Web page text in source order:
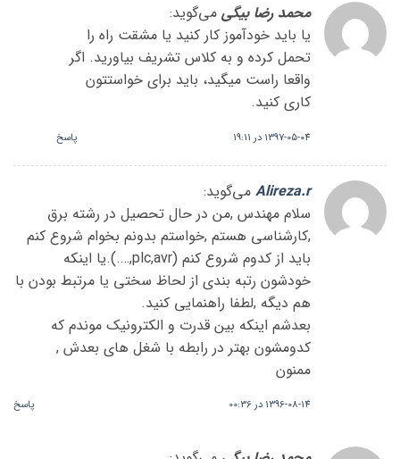
محمد رضا بیگی می‌گوید:
یا باید خودآموز کار کنید یا مشقت راه را
تحمل کرده و به کلاس تشریف بیاورید. اگر
واقعا راست میگید، باید برای خواستتون
کاری کنید.
1397-05-04 در 19:11 پاسخ
Alireza.r می‌گوید:
سلام مهندس ,من در حال تحصیل در رشته برق
,کارشناسی هستم ,خواستم بدونم بخوام شروع کنم
باید از کدوم شروع کنم (plc,avr,….).یا اینکه
خودشون رتبه بندی از لحاظ سختی یا مرتبط بودن با
هم دیگه ,لطفا راهنمایی کنید.
بعدشم اینکه بین قدرت و الکترونیک موندم که
کدومشون بهتر در رابطه با شغل های بعدش ,
ممنون
1396-08-14 در 00:36 پاسخ